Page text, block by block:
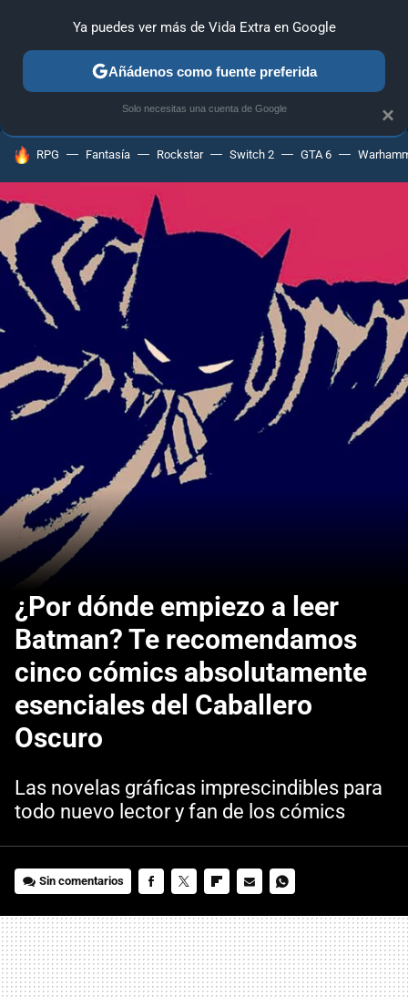
ANÁLISIS GUÍAS Y TRUCOS PC SONY NINTENDO
HOY SE HABLA DE
RPG Fantasía Rockstar Switch 2 GTA 6
¿Por dónde empiezo a leer
Batman? Te recomendamos
cinco cómics absolutamente
esenciales del Caballero
Oscuro
Las novelas gráficas imprescindibles para
todo nuevo lector y fan de los cómics
Sin comentarios
MAIL
×
Ya puedes ver más de Vida Extra en Google
Añádenos como fuente preferida
Solo necesitas una cuenta de Google